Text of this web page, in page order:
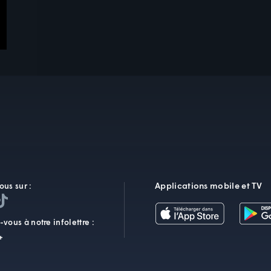
sur :
vous à notre infolettre :
Applications mobile et TV